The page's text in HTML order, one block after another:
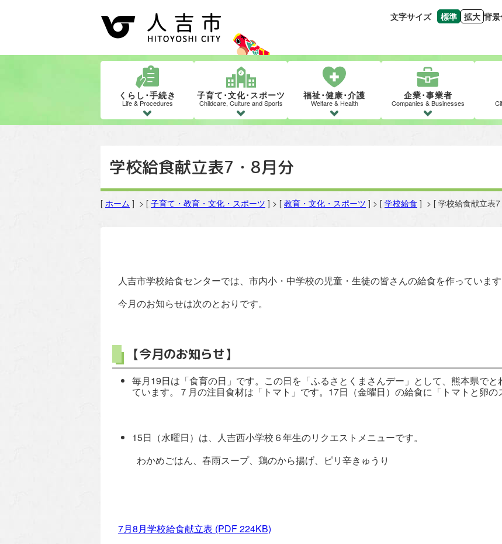
文字サイズ 標準
文字の大きさを
拡大
文字を大
背
くらし･手続き
Life & Procedures
子育て･文化･スポーツ
Childcare, Culture and Sports
福祉･健康･介護
Welfare & Health
企業･事業者
Companies & Businesses
学校給食献立表7・8月分
[ ホーム ] > [ 子育て・教育・文化・スポーツ ] > [ 教育・文化・スポーツ ] > [ 学校給食 ] > [ 学校給食献立表7
人吉市学校給食センターでは、市内小・中学校の児童・生徒の皆さんの給食を作っています
今月のお知らせは次のとおりです。
【今月のお知らせ】
毎月19日は「食育の日」です。この日を「ふるさとくまさんデー」として、熊本県で
ています。７月の注目食材は「トマト」です。17日（金曜日）の給食に「トマトと卵の
15日（水曜日）は、人吉西小学校６年生のリクエストメニューです。
わかめごはん、春雨スープ、鶏のから揚げ、ピリ辛きゅうり
7月8月学校給食献立表 (PDF 224KB)